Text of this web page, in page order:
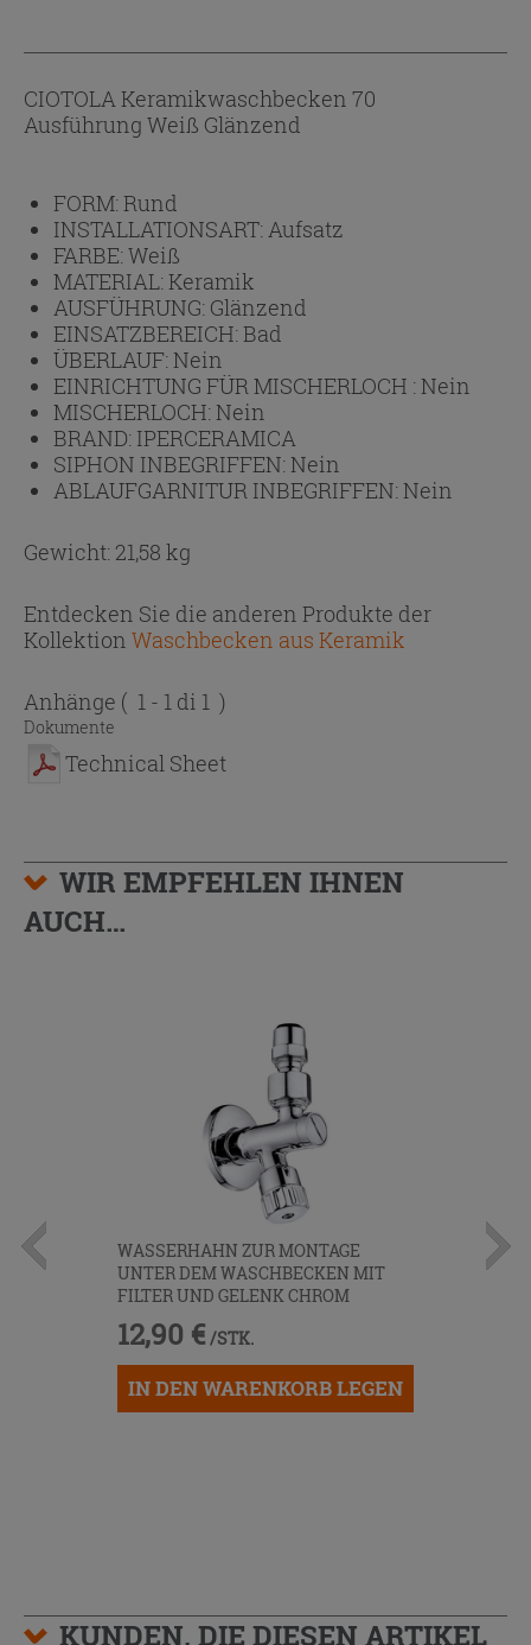
CIOTOLA Keramikwaschbecken 70
Ausführung Weiß Glänzend
FORM:Rund
INSTALLATIONSART:Aufsatz
FARBE:Weiß
MATERIAL:Keramik
AUSFÜHRUNG: Glänzend
EINSATZBEREICH:Bad
ÜBERLAUF:Nein
EINRICHTUNG FÜR MISCHERLOCH :Nein
MISCHERLOCH:Nein
BRAND: IPERCERAMICA
SIPHON INBEGRIFFEN:Nein
ABLAUFGARNITUR INBEGRIFFEN:Nein
Gewicht: 21,58 kg
Entdecken Sie die anderen Produkte der
Kollektion Waschbecken aus Keramik
Anhänge ( 1 - 1 di 1 )
Dokumente
Technical Sheet
WIR EMPFEHLEN IHNEN
AUCH…
WASSERHAHN ZUR MONTAGE
UNTER DEM WASCHBECKEN MIT
FILTER UND GELENK CHROM
12,90 € /STK.
IN DEN WARENKORB LEGEN
KUNDEN, DIE DIESEN ARTIKEL